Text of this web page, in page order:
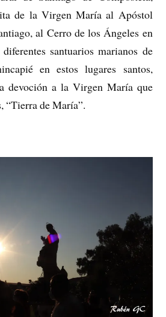
de la Virgen María al Apóstol
al Cerro de los Ángeles en
santuarios marianos de
en estos lugares santos,
devoción a la Virgen María que
“Tierra de María”.